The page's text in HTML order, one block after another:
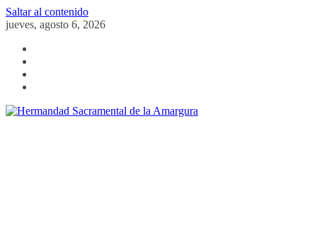
Saltar al contenido
jueves, agosto 6, 2026